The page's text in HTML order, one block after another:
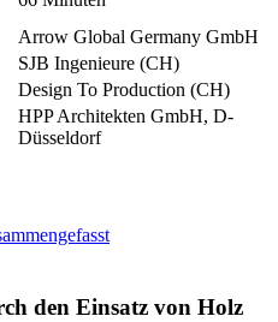
Arrow Global Germany GmbH
SJB Ingenieure (CH)
Design To Production (CH)
HPP Architekten GmbH, D-
Düsseldorf
den Einsatz von Holz